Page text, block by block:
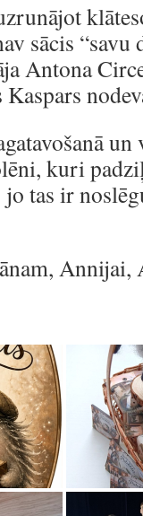
sācis “savu
Antona
kuri
tas ir